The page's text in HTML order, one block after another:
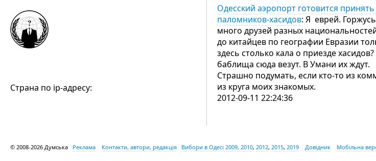
Страна по ip-адресу:
Одесский аэропорт готовится
паломников-хасидов: Я еврей.
много друзей разных
до китайцев по географии Евразии
здесь столько кала о приезде
баблища сюда везут. В Умани их ждут.
Страшно подумать, если кто-то из
из круга моих знакомых.
2012-09-11 22:24:36
© 2008-2026 Думська Реклама Контакти, автори, редакція Вибори в Одесі 2009, 2010, 2012, 2015, 2019 Довідник Мобільна